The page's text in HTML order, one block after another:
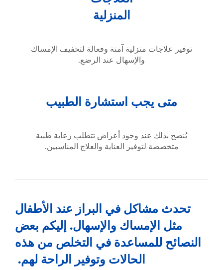
المنزلية
توفير علاجات منزلية آمنة وفعالة لتخفيف الإمساك
والإسهال عند الرضع.
متى يجب استشارة الطبيب
يُنصح بذلك عند وجود أعراض تتطلب رعاية طبية
متخصصة لتوفير العناية والعلاج المناسبين.
تحدث مشاكل في البراز عند الأطفال
مثل الإمساك والإسهال. إليكم بعض
النصائح للمساعدة في التخلص من هذه
الحالات وتوفير الراحة لهم.